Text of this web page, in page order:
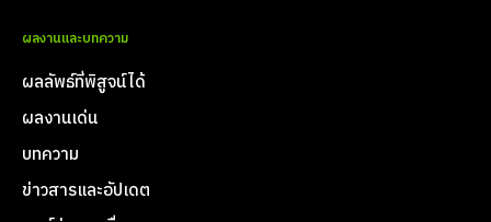
ผลงานและบทความ
ผลลัพธ์ที่พิสูจน์ได้
ผลงานเด่น
บทความ
ข่าวสารและอัปเดต